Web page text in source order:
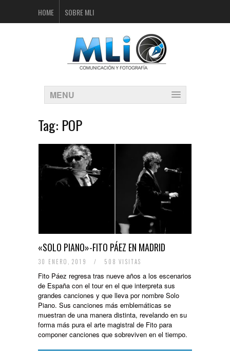
HOME SOBRE MLI
MENU
Tag: POP
«SOLO PIANO»-FITO PÁEZ EN MADRID
30 ENERO, 2019 / 508 VISITAS
Fito Páez regresa tras nueve años a los escenarios
de España con el tour en el que interpreta sus
grandes canciones y que lleva por nombre Solo
Piano. Sus canciones más emblemáticas se
muestran de una manera distinta, revelando en su
forma más pura el arte magistral de Fito para
componer canciones que sobreviven en el tiempo.